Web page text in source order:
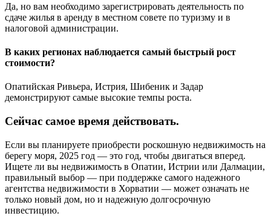
Да, но вам необходимо зарегистрировать деятельность по
сдаче жилья в аренду в местном совете по туризму и в
налоговой администрации.
В каких регионах наблюдается самый быстрый рост
стоимости?
Опатийская Ривьера, Истрия, Шибеник и Задар
демонстрируют самые высокие темпы роста.
Сейчас самое время действовать.
Если вы планируете приобрести роскошную недвижимость на
берегу моря, 2025 год — это год, чтобы двигаться вперед.
Ищете ли вы недвижимость в Опатии, Истрии или Далмации,
правильный выбор — при поддержке самого надежного
агентства недвижимости в Хорватии — может означать не
только новый дом, но и надежную долгосрочную
инвестицию.